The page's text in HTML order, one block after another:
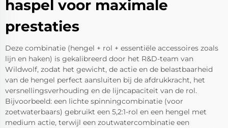
haspel voor maximale
prestaties
Deze combinatie (hengel + rol + essentiële accessoires zoals
lijn en haken) is gekalibreerd door het R&D-team van
Wildwolf, zodat het gewicht, de actie en de belastbaarheid
van de hengel perfect aansluiten bij de afdrukkracht, het
versnellingsverhouding en de lijncapaciteit van de rol.
Bijvoorbeeld: een lichte spinningcombinatie (voor
zoetwaterbaars) gebruikt een 5,2:1-rol en een hengel met
medium actie, terwijl een zoutwatercombinatie een